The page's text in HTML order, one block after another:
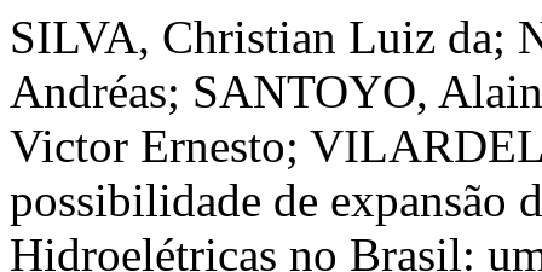
SILVA, Christian Luiz da;
Andréas; SANTOYO,
Victor Ernesto;
possibilidade de expansão
Hidroelétricas no Brasil: